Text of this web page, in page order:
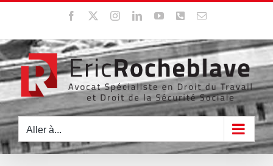
contenu
Facebook InstagramLinkedInYouTubeWhatsApp
Email
Aller à...